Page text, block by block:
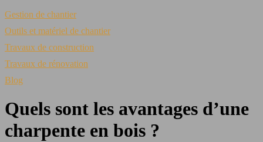
Gestion de chantier
Outils et matériel de chantier
Travaux de construction
Travaux de rénovation
Blog
Quels sont les avantages d’une
charpente en bois ?